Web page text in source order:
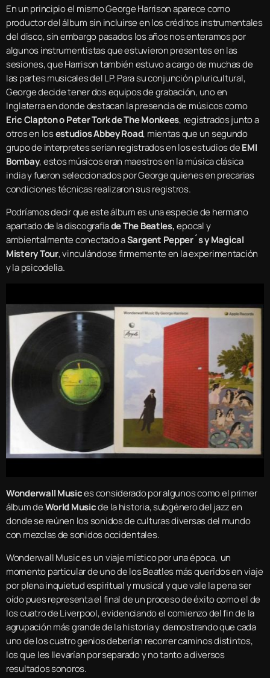
En un principio el mismo George Harrison aparece como
productor del álbum sin incluirse en los créditos instrumentales
del disco, sin embargo pasados los años nos enteramos por
algunos instrumentistas que estuvieron presentes en las
sesiones, que Harrison también estuvo a cargo de muchas de
las partes musicales del LP. Para su conjunción pluricultural,
George decide tener dos equipos de grabación, uno en
Inglaterra en donde destacan la presencia de músicos como
Eric Clapton o Peter Tork de The Monkees, registrados junto a
otros en losestudios Abbey Road, mientas que un segundo
grupo de interpretes serian registrados en los estudios deEMI
Bombay, estos músicos eran maestros en la música clásica
india y fueron seleccionados por George quienes en precarias
condiciones técnicas realizaron sus registros.
Podríamos decir que este álbum es una especie de hermano
apartado de la discografíade The Beatles,epocal y
ambientalmente conectado aSargent Pepper´s y Magical
Mistery Tour, vinculándose firmemente en la experimentación
y la psicodelia.
Wonderwall Musices considerado por algunos como el primer
álbum deWorld Musicde la historia, subgénero del jazz en
donde se reúnen los sonidos de culturas diversas del mundo
con mezclas de sonidos occidentales.
Wonderwall Music es un viaje místico por una época, un
momento particular de uno de los Beatles más queridos en viaje
por plena inquietud espiritual y musical y que vale la pena ser
oído pues representa el final de un proceso de éxito como el de
los cuatro de Liverpool, evidenciando el comienzo del fin de la
agrupación más grande de la historia y demostrando que cada
uno de los cuatro genios deberían recorrer caminos distintos,
los que les llevarían por separado y no tanto a diversos
resultados sonoros.